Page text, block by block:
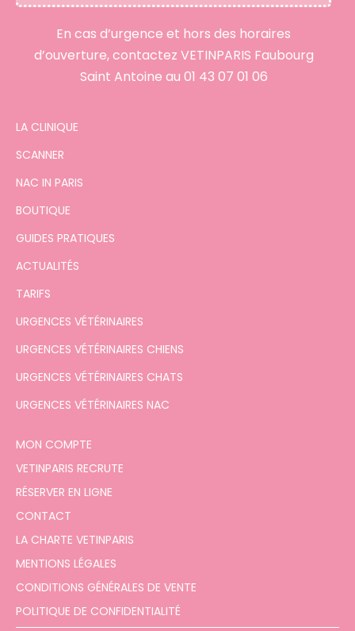
En cas d’urgence et hors des horaires
d’ouverture, contactez VETINPARIS Faubourg
Saint Antoine au 01 43 07 01 06
LA CLINIQUE
SCANNER
NAC IN PARIS
BOUTIQUE
GUIDES PRATIQUES
ACTUALITÉS
TARIFS
URGENCES VÉTÉRINAIRES
URGENCES VÉTÉRINAIRES CHIENS
URGENCES VÉTÉRINAIRES CHATS
URGENCES VÉTÉRINAIRES NAC
MON COMPTE
VETINPARIS RECRUTE
RÉSERVER EN LIGNE
CONTACT
LA CHARTE VETINPARIS
MENTIONS LÉGALES
CONDITIONS GÉNÉRALES DE VENTE
POLITIQUE DE CONFIDENTIALITÉ